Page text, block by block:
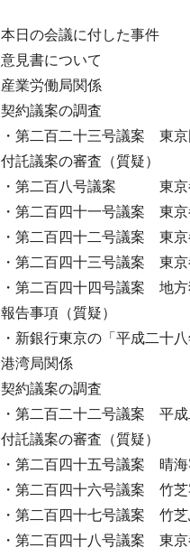
本日の会議に付した事件
意見書について
産業労働局関係
契約議案の調査
・第二百二十三号議案 東
付託議案の審査（質疑）
・第二百八号議案 東京都
・第二百四十一号議案 東
・第二百四十二号議案 東
・第二百四十三号議案 東
・第二百四十四号議案 地
報告事項（質疑）
・新銀行東京の「平成二十
港湾局関係
契約議案の調査
・第二百二十二号議案 平
付託議案の審査（質疑）
・第二百四十五号議案 晴
・第二百四十六号議案 竹
・第二百四十七号議案 竹
・第二百四十八号議案 東